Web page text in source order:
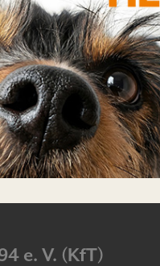
e. V. (KfT)